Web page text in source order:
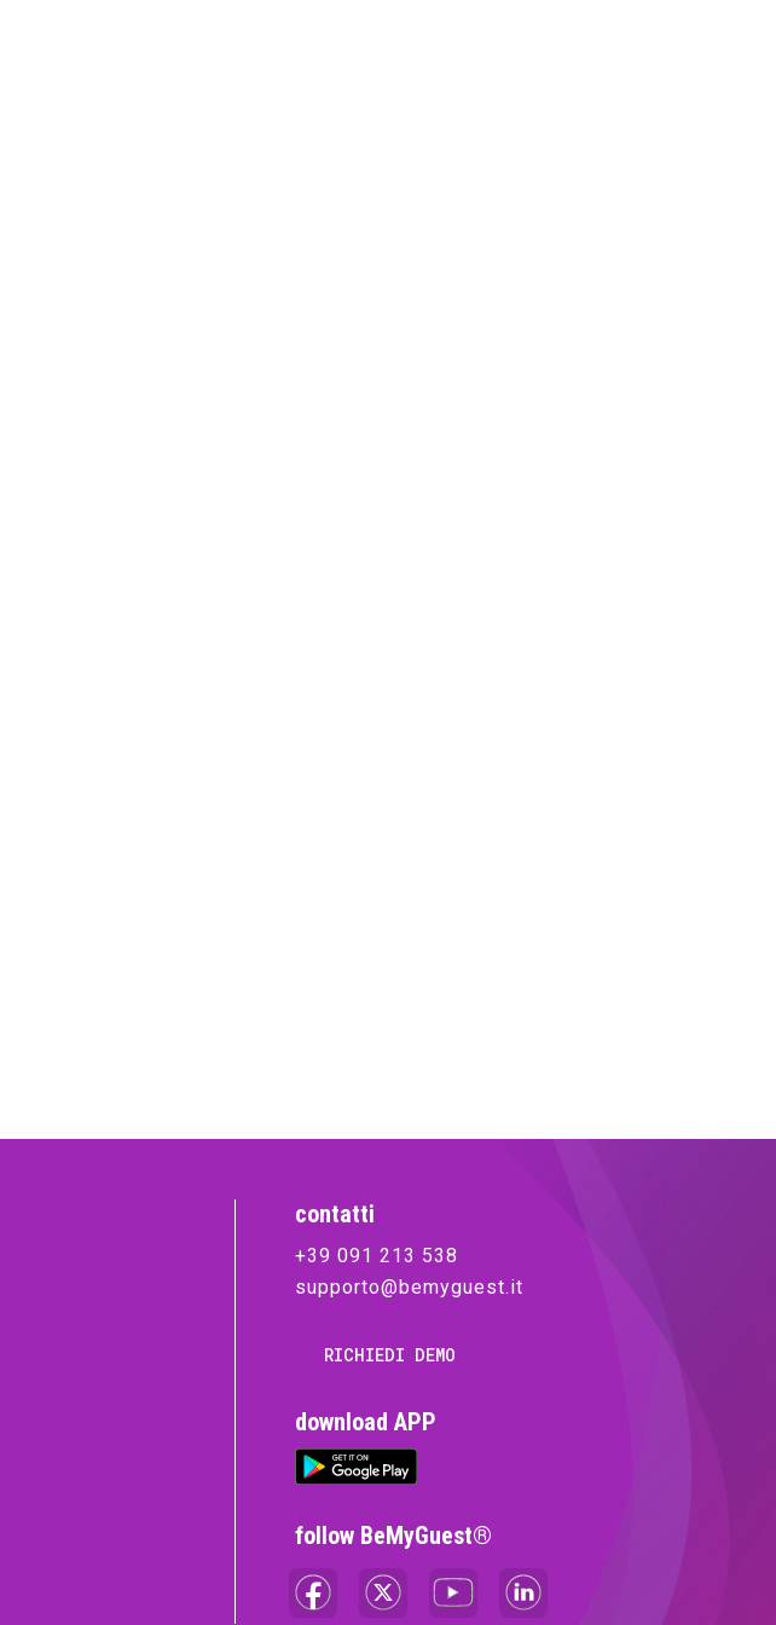
contatti
+39 091 213 538
supporto@bemyguest.it
RICHIEDI DEMO
download APP
follow BeMyGuest®